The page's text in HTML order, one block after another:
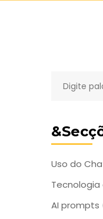
Uso do
Tecnologia
AI prompts